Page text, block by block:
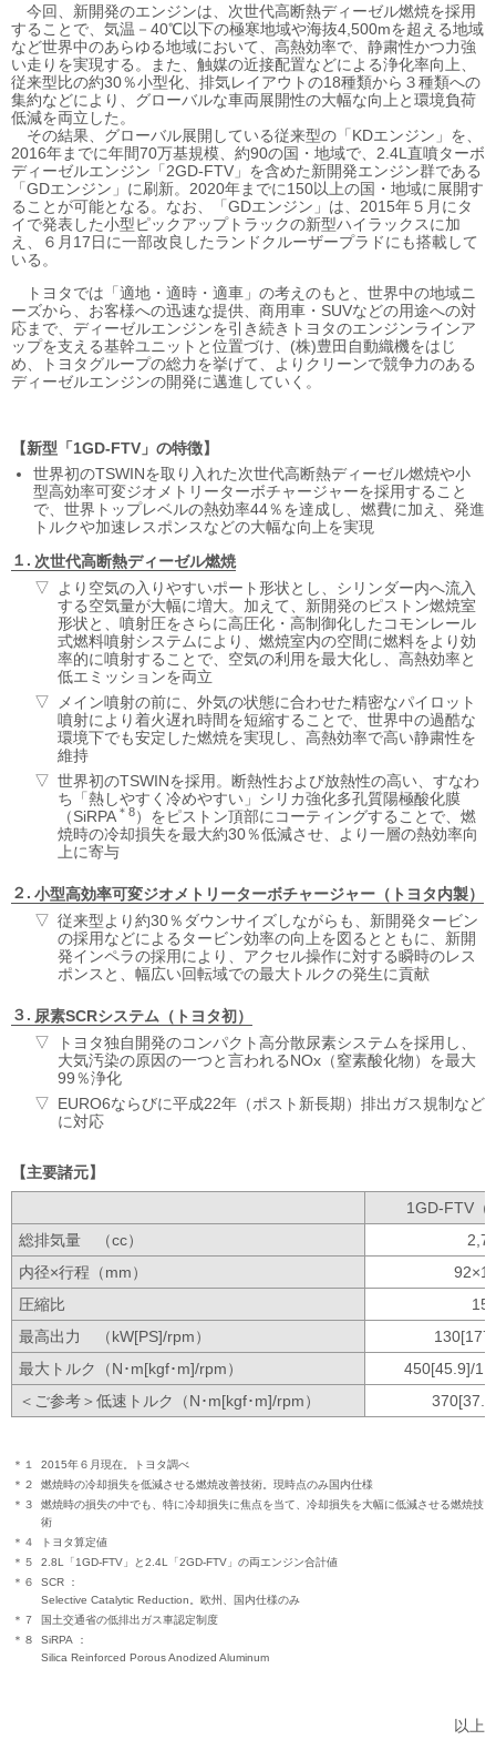
今回、新開発のエンジンは、次世代高断熱ディーゼル燃焼を採用
することで、気温－40℃以下の極寒地域や海抜4,500mを超える地域
など世界中のあらゆる地域において、高熱効率で、静粛性かつ力強
い走りを実現する。また、触媒の近接配置などによる浄化率向上、
従来型比の約30％小型化、排気レイアウトの18種類から３種類への
集約などにより、グローバルな車両展開性の大幅な向上と環境負荷
低減を両立した。
その結果、グローバル展開している従来型の「KDエンジン」を、
2016年までに年間70万基規模、約90の国・地域で、2.4L直噴ターボ
ディーゼルエンジン「2GD-FTV」を含めた新開発エンジン群である
「GDエンジン」に刷新。2020年までに150以上の国・地域に展開す
ることが可能となる。なお、「GDエンジン」は、2015年５月にタ
イで発表した小型ピックアップトラックの新型ハイラックスに加
え、６月17日に一部改良したランドクルーザープラドにも搭載して
いる。
トヨタでは「適地・適時・適車」の考えのもと、世界中の地域ニ
ーズから、お客様への迅速な提供、商用車・SUVなどの用途への対
応まで、ディーゼルエンジンを引き続きトヨタのエンジンラインア
ップを支える基幹ユニットと位置づけ、(株)豊田自動織機をはじ
め、トヨタグループの総力を挙げて、よりクリーンで競争力のある
ディーゼルエンジンの開発に邁進していく。
新型「1GD-FTV」の特徴
世界初のTSWINを取り入れた次世代高断熱ディーゼル燃焼や小
型高効率可変ジオメトリーターボチャージャーを採用すること
で、世界トップレベルの熱効率44％を達成し、燃費に加え、発進
トルクや加速レスポンスなどの大幅な向上を実現
次世代高断熱ディーゼル燃焼
より空気の入りやすいポート形状とし、シリンダー内へ流入
する空気量が大幅に増大。加えて、新開発のピストン燃焼室
形状と、噴射圧をさらに高圧化・高制御化したコモンレール
式燃料噴射システムにより、燃焼室内の空間に燃料をより効
率的に噴射することで、空気の利用を最大化し、高熱効率と
低エミッションを両立
メイン噴射の前に、外気の状態に合わせた精密なパイロット
噴射により着火遅れ時間を短縮することで、世界中の過酷な
環境下でも安定した燃焼を実現し、高熱効率で高い静粛性を
維持
世界初のTSWINを採用。断熱性および放熱性の高い、すなわ
ち「熱しやすく冷めやすい」シリカ強化多孔質陽極酸化膜
（SiRPA ＊8）をピストン頂部にコーティングすることで、燃
焼時の冷却損失を最大約30％低減させ、より一層の熱効率向
上に寄与
小型高効率可変ジオメトリーターボチャージャー（トヨタ内製）
従来型より約30％ダウンサイズしながらも、新開発タービン
の採用などによるタービン効率の向上を図るとともに、新開
発インペラの採用により、アクセル操作に対する瞬時のレス
ポンスと、幅広い回転域での最大トルクの発生に貢献
尿素SCRシステム（トヨタ初）
トヨタ独自開発のコンパクト高分散尿素システムを採用し、
大気汚染の原因の一つと言われるNOx（窒素酸化物）を最大
99％浄化
EURO6ならびに平成22年（ポスト新長期）排出ガス規制など
に対応
主要諸元
1GD-FTV（
総排気量
（cc）
内径×行程（mm）
圧縮比
最高出力
（kW[PS]/rpm）
最大トルク（N･m[kgf･m]/rpm）
450[45.9]/
ご参考
低速トルク（N･m[kgf･m]/rpm）
＊１
2015年６月現在。トヨタ調べ
＊２
燃焼時の冷却損失を低減させる燃焼改善技術。現時点のみ国内仕様
＊３
燃焼時の損失の中でも、特に冷却損失に焦点を当て、冷却損失を大幅に低減させる燃焼技
術
＊４
トヨタ算定値
＊５
2.8L「1GD-FTV」と2.4L「2GD-FTV」の両エンジン合計値
＊６
SCR
Selective Catalytic Reduction。欧州、国内仕様のみ
＊７
国土交通省の低排出ガス車認定制度
＊８
SiRPA
Silica Reinforced Porous Anodized Aluminum
以上